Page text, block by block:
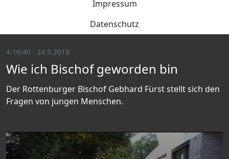
Impressum
Datenschutz
4:16:40 · 24.9.2018
Wie ich Bischof geworden bin
Der Rottenburger Bischof Gebhard Fürst stellt sich den
Fragen von jungen Menschen.